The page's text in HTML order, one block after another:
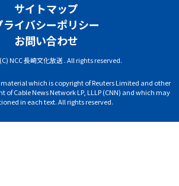
サイトマップ
ライバシーポリシー
お問い合わせ
NCC 長崎文化放送 . All rights reserved.
which is copyright of Reuters Limited and other
Cable News Network LP, LLLP (CNN) and which may
in each text. All rights reserved.